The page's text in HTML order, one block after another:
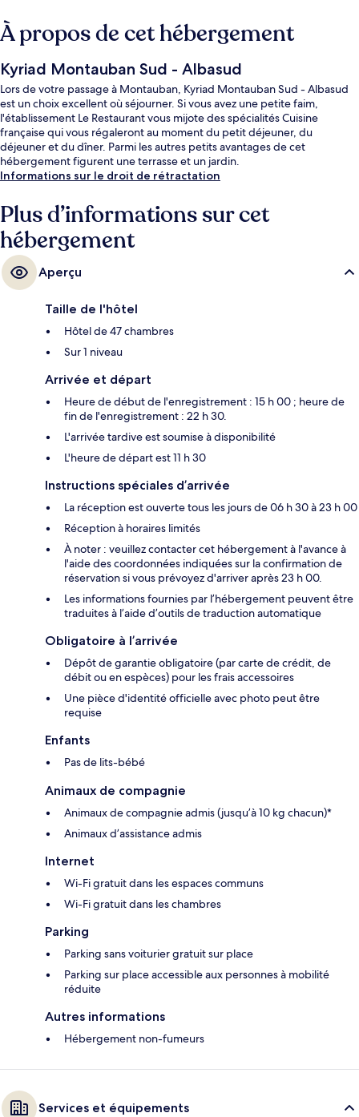
À propos de cet hébergement
Kyriad Montauban Sud - Albasud
Lors de votre passage à Montauban, Kyriad Montauban Sud - Albasud
est un choix excellent où séjourner. Si vous avez une petite faim,
l'établissement Le Restaurant vous mijote des spécialités Cuisine
française qui vous régaleront au moment du petit déjeuner, du
déjeuner et du dîner. Parmi les autres petits avantages de cet
hébergement figurent une terrasse et un jardin.
Informations sur le droit de rétractation
Plus d’informations sur cet
hébergement
Aperçu
Taille de l'hôtel
Hôtel de 47 chambres
Sur 1 niveau
Arrivée et départ
Heure de début de l'enregistrement : 15 h 00 ; heure de
fin de l'enregistrement : 22 h 30.
L'arrivée tardive est soumise à disponibilité
L'heure de départ est 11 h 30
Instructions spéciales d’arrivée
La réception est ouverte tous les jours de 06 h 30 à 23 h 00
Réception à horaires limités
À noter : veuillez contacter cet hébergement à l'avance à
l'aide des coordonnées indiquées sur la confirmation de
réservation si vous prévoyez d'arriver après 23 h 00.
Les informations fournies par l’hébergement peuvent être
traduites à l’aide d’outils de traduction automatique
Obligatoire à l’arrivée
Dépôt de garantie obligatoire (par carte de crédit, de
débit ou en espèces) pour les frais accessoires
Une pièce d'identité officielle avec photo peut être
requise
Enfants
Pas de lits-bébé
Animaux de compagnie
Animaux de compagnie admis (jusqu’à 10 kg chacun)*
Animaux d’assistance admis
Internet
Wi-Fi gratuit dans les espaces communs
Wi-Fi gratuit dans les chambres
Parking
Parking sans voiturier gratuit sur place
Parking sur place accessible aux personnes à mobilité
réduite
Autres informations
Hébergement non-fumeurs
Services et équipements